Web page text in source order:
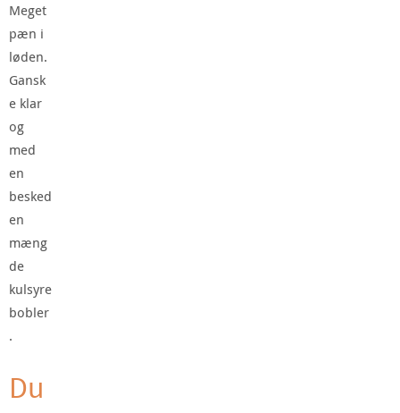
Meget
pæn i
løden.
Gansk
e klar
og
med
en
besked
en
mæng
de
kulsyre
bobler
.
Du